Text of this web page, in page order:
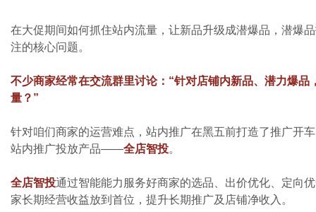
在大促期间如何抓住站内流量，让新品升级成潜爆品，潜爆
注的核心问题。
不少商家经常在交流群里讨论：“针对店铺内新品、潜力爆
量？”
针对咱们商家的运营难点，站内推广在黑五前打造了推广开
站内推广投放产品——全店智投。
全店智投通过智能能力服务好商家的选品、出价优化、定向
家长期经营收益放到首位，提升长期推广及店铺净收入。